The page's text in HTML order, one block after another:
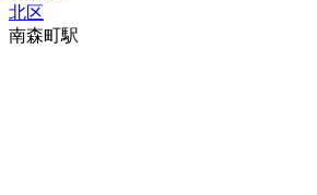
北区
南森町駅